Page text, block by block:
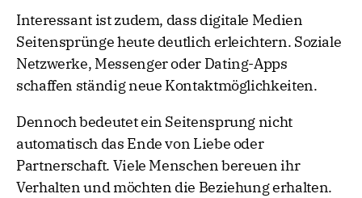
Interessant ist zudem, dass digitale Medien
Seitensprünge heute deutlich erleichtern. Soziale
Netzwerke, Messenger oder Dating-Apps
schaffen ständig neue Kontaktmöglichkeiten.
Dennoch bedeutet ein Seitensprung nicht
automatisch das Ende von Liebe oder
Partnerschaft. Viele Menschen bereuen ihr
Verhalten und möchten die Beziehung erhalten.